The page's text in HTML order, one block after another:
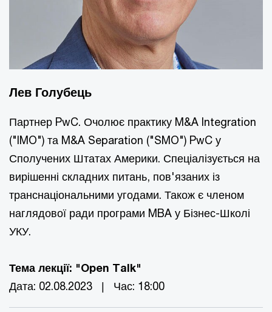
Лев Голубець
Партнер PwC. Очолює практику M&A Integration
("IMO") та M&A Separation ("SMO") PwC у
Сполучених Штатах Америки. Спеціалізується на
вирішенні складних питань, пов'язаних із
транснаціональними угодами. Також є членом
наглядової ради програми MBA у Бізнес-Школі
УКУ.
Тема лекції: "Open Talk"
Дата: 02.08.2023 | Час: 18:00